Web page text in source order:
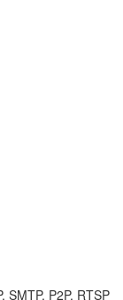
SMTP, P2P, RTSP